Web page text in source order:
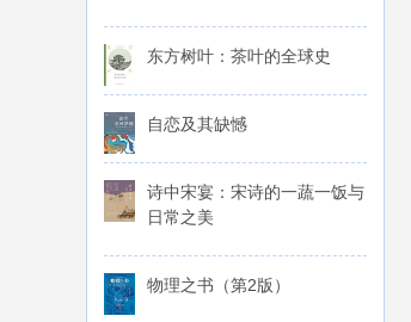
东方树叶：茶叶的全球史
自恋及其缺憾
诗中宋宴：宋诗的一蔬一饭与
日常之美
物理之书（第2版）